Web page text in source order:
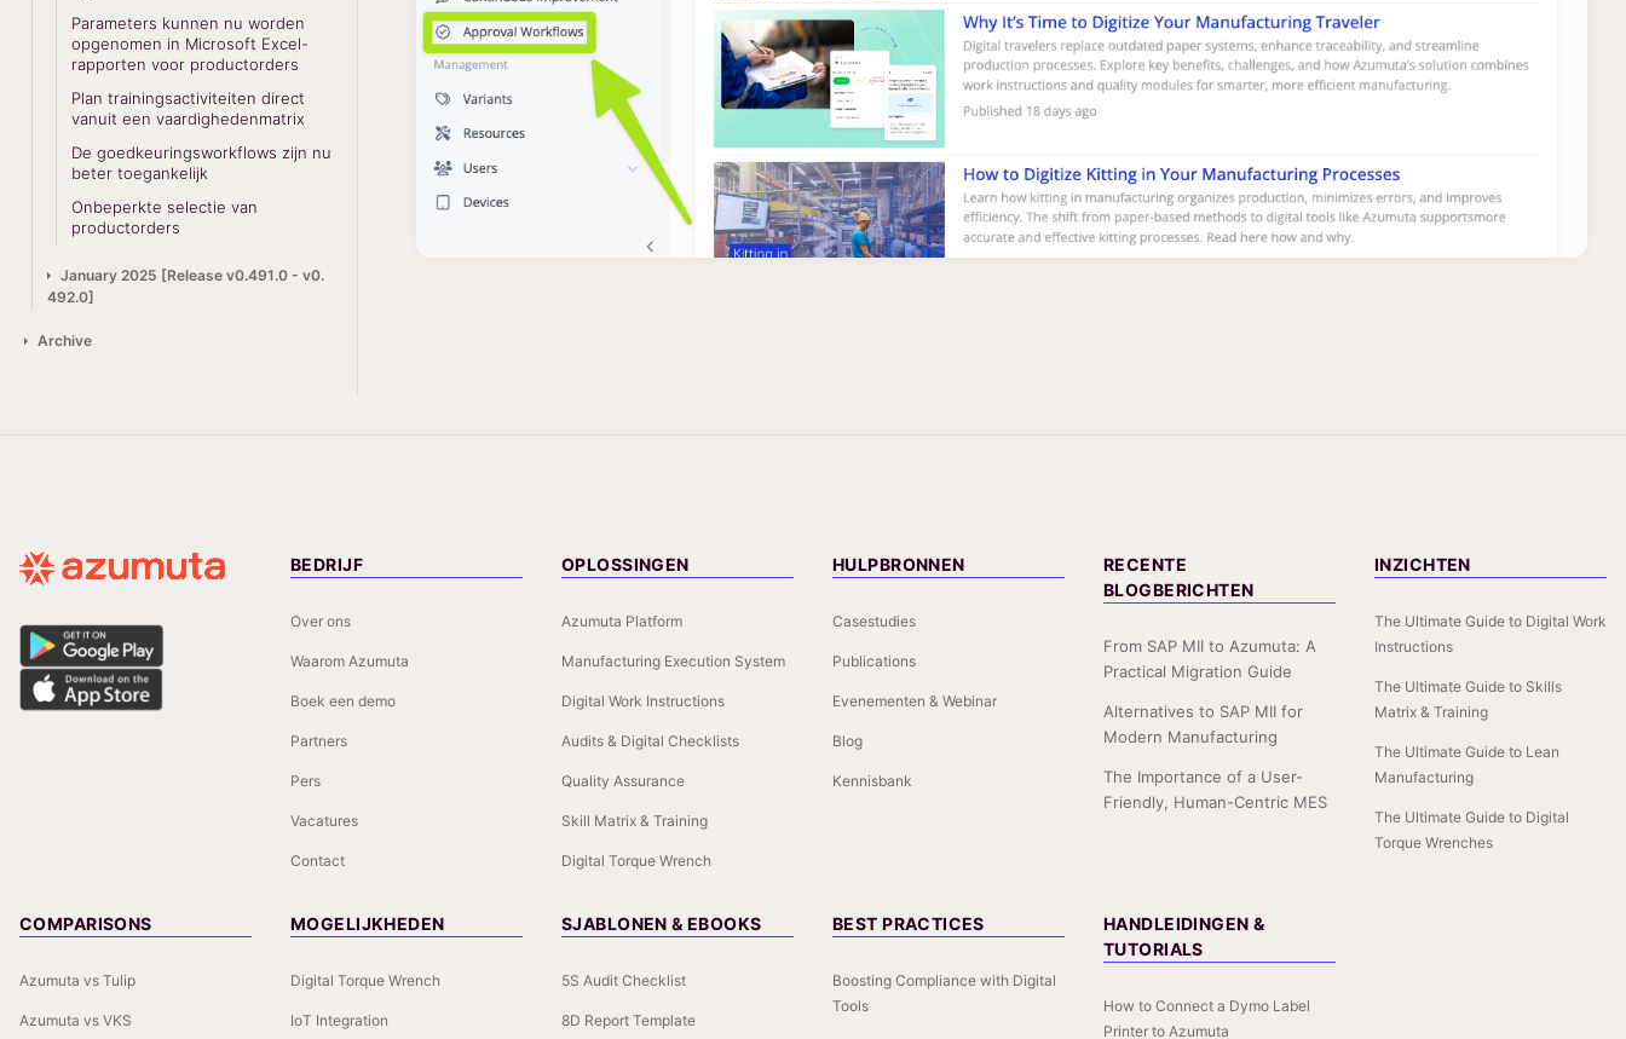
Parameters kunnen nu worden
opgenomen in Microsoft Excel-
rapporten voor productorders
Plan trainingsactiviteiten direct
vanuit een vaardighedenmatrix
De goedkeuringsworkflows zijn nu
beter toegankelijk
Onbeperkte selectie van
productorders
January 2025 [Release v0.491.0 - v0.
492.0]
Archive
BEDRIJF
Over ons
Waarom Azumuta
Boek een demo
Partners
Pers
Vacatures
Contact
OPLOSSINGEN
Azumuta Platform
Manufacturing Execution System
Digital Work Instructions
Audits & Digital Checklists
Quality Assurance
Skill Matrix & Training
Digital Torque Wrench
HULPBRONNEN
Casestudies
Publications
Evenementen & Webinar
Blog
Kennisbank
RECENTE
BLOGBERICHTEN
From SAP MII to Azumuta: A
Practical Migration Guide
Alternatives to SAP MII for
Modern Manufacturing
The Importance of a User-
Friendly, Human-Centric MES
INZICHTEN
The Ultimate Guide to Digital Work
Instructions
The Ultimate Guide to Skills
Matrix & Training
The Ultimate Guide to Lean
Manufacturing
The Ultimate Guide to Digital
Torque Wrenches
COMPARISONS
Azumuta vs Tulip
Azumuta vs VKS
MOGELIJKHEDEN
Digital Torque Wrench
IoT Integration
SJABLONEN & EBOOKS
5S Audit Checklist
8D Report Template
BEST PRACTICES
Boosting Compliance with Digital
Tools
HANDLEIDINGEN &
TUTORIALS
How to Connect a Dymo Label
Printer to Azumuta